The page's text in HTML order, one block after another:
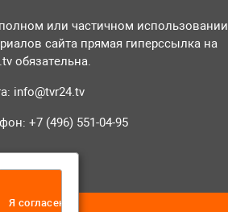
или частичном использовании
сайта прямая гиперссылка на
обязательна.
info@tvr24.tv
+7 (496) 551-04-95
Я согласен